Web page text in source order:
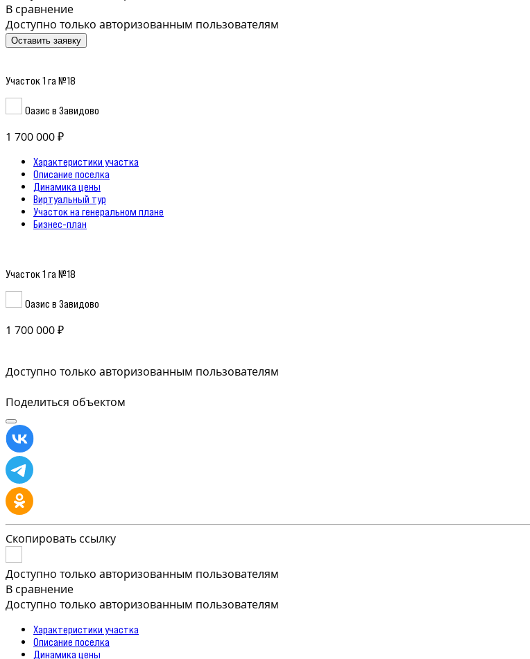
В сравнение
Доступно только авторизованным пользователям
Оставить заявку
Участок 1 га №18
Оазис в Завидово
1 700 000 ₽
Характеристики участка
Описание поселка
Динамика цены
Виртуальный тур
Участок на генеральном плане
Бизнес-план
Участок 1 га №18
Оазис в Завидово
1 700 000 ₽
Доступно только авторизованным пользователям
Поделиться объектом
Скопировать ссылку
Доступно только авторизованным пользователям
В сравнение
Доступно только авторизованным пользователям
Характеристики участка
Описание поселка
Динамика цены